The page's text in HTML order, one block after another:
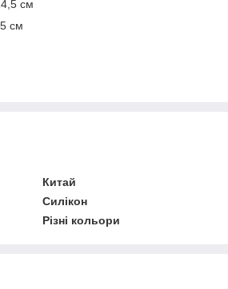
см
см
Китай
Силікон
Різні кольори